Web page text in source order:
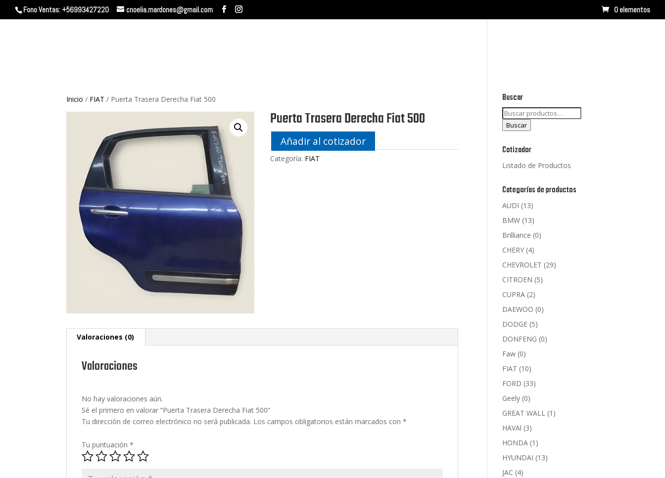
Fono Ventas: +56993427220 cnoelia.mardones@gmail.com 0 elementos
CONTACTO
Inicio / FIAT / Puerta Trasera Derecha Fiat 500
Puerta Trasera Derecha Fiat 500
Añadir al cotizador
Categoría: FIAT
Valoraciones (0)
Valoraciones
No hay valoraciones aún.
Sé el primero en valorar “Puerta Trasera Derecha Fiat 500”
Tu dirección de correo electrónico no será publicada. Los campos obligatorios están marcados con*
Tu puntuación*
Buscar
Buscar
por:
Buscar
Cotizador
Listado de Productos
Categorías de productos
AUDI (13)
BMW (13)
Brilliance (0)
CHERY (4)
CHEVROLET (29)
CITROEN (5)
CUPRA (2)
DAEWOO (0)
DODGE (5)
DONFENG (0)
Faw (0)
FIAT (10)
FORD (33)
Geely (0)
GREAT WALL (1)
HAVAl (3)
HONDA (1)
HYUNDAI (13)
JAC (4)